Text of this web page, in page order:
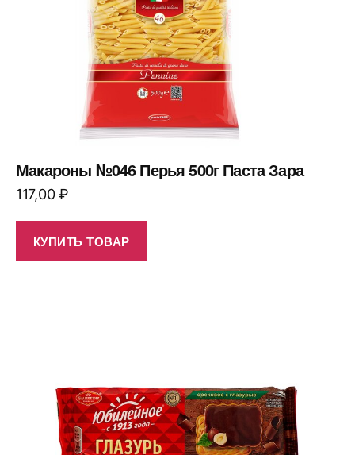
Макароны №046 Перья 500г Паста Зара
117,00₽
КУПИТЬ ТОВАР